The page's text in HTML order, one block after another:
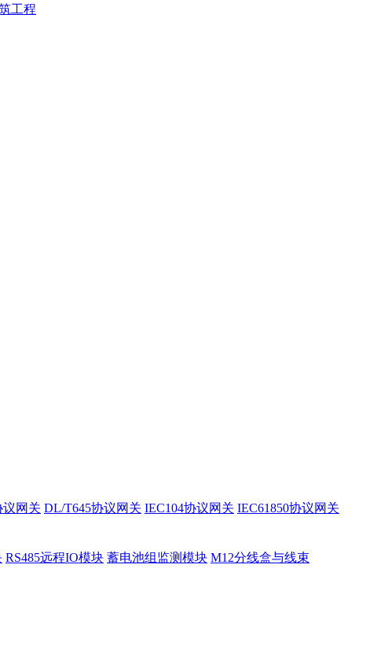
工程
议网关 DL/T645协议网关 IEC104协议网关 IEC61850协议网关
RS485远程IO模块 蓄电池组监测模块 M12分线盒与线束